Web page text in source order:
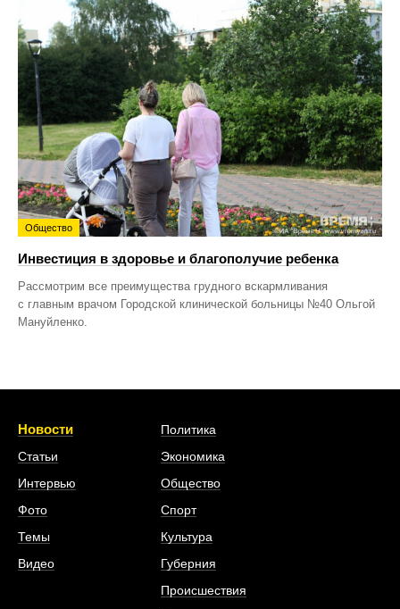
Общество
Инвестиция в здоровье и благополучие ребенка
Рассмотрим все преимущества грудного вскармливания
с главным врачом Городской клинической больницы №40 Ольгой
Мануйленко.
Новости
Статьи
Интервью
Фото
Темы
Видео
Политика
Экономика
Общество
Спорт
Культура
Губерния
Происшествия